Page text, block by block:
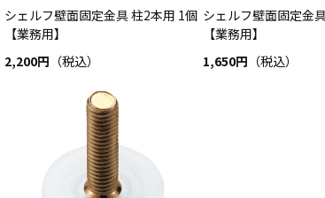
シェルフ壁面固定金具 柱2本用 1個
【業務用】
2,200円 （税込）
シェルフ壁面固定金
【業務用】
1,650円 （税込）